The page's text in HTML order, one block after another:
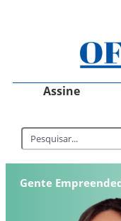
Assine
Gente